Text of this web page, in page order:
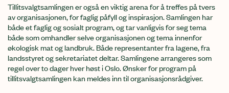
Tillitsvalgtsamlingen er også en viktig arena for å treffes på tvers
av organisasjonen, for faglig påfyll og inspirasjon. Samlingen har
både et faglig og sosialt program, og tar vanligvis for seg tema
både som omhandler selve organisasjonen og tema innenfor
økologisk mat og landbruk. Både representanter fra lagene, fra
landsstyret og sekretariatet deltar. Samlingene arrangeres som
regel over to dager hver høst i Oslo. Ønsker for program på
tillitsvalgtsamlingen kan meldes inn til organisasjonsrådgiver.